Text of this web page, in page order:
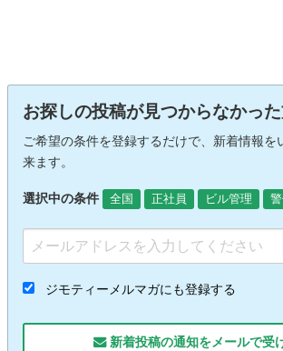
お探しの投稿が見つからなかっ
ご希望の条件を登録するだけで、新着情報を
来ます。
選択中の条件 全国 正社員 ビル管理
ジモティーメルマガにも登録する
新着投稿の通知をメールで受